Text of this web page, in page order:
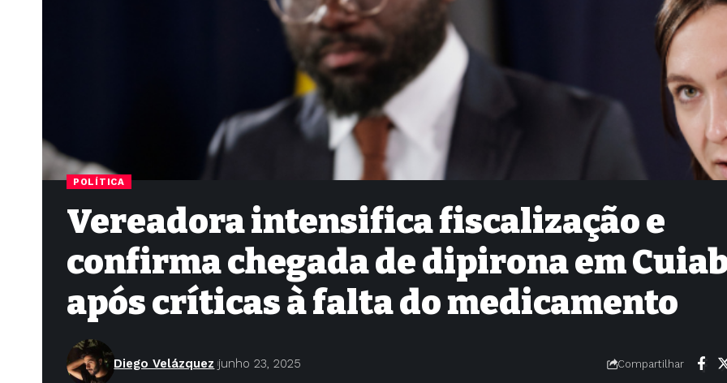
POLÍTICA
Vereadora intensifica fiscalização e
confirma chegada de dipirona em
após críticas à falta do medicamento
Diego Velázquez junho 23, 2025 Compartilhar